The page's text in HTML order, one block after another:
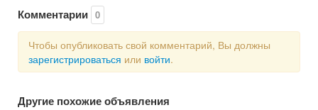
Комментарии 0
Чтобы опубликовать свой комментарий, Вы должны
зарегистрироваться или войти.
Другие похожие объявления